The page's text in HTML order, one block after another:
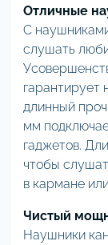
Отличные
С
слушать
гарантирует
длинный
мм
гаджетов.
чтобы
в кармане
Чистый
Наушники